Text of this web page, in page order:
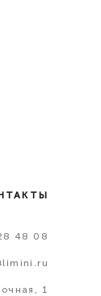
48 08
1